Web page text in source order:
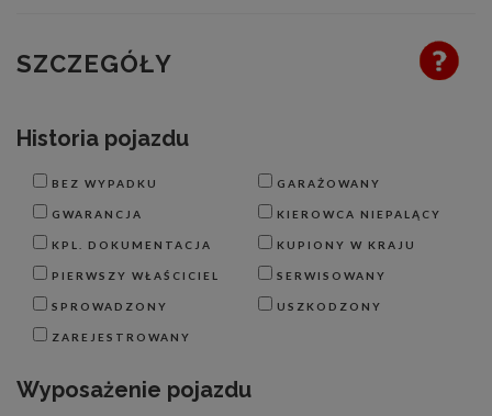
SZCZEGÓŁY
Historia pojazdu
BEZ WYPADKU GARAŻOWANY
GWARANCJA KIEROWCA NIEPALĄCY
KPL. DOKUMENTACJA KUPIONY W KRAJU
PIERWSZY WŁAŚCICIEL SERWISOWANY
SPROWADZONY USZKODZONY
ZAREJESTROWANY
Wyposażenie pojazdu